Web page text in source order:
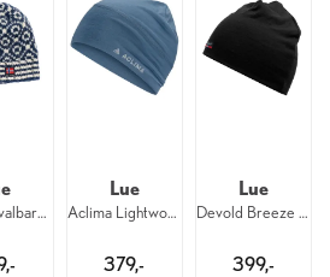
Devold Svalbard Wool Beanie 58 287
Lue
Aclima Lightwool 140 Beanie 473
379,-
Lue
Devold Breeze Merino Beanie 58 950
399,-